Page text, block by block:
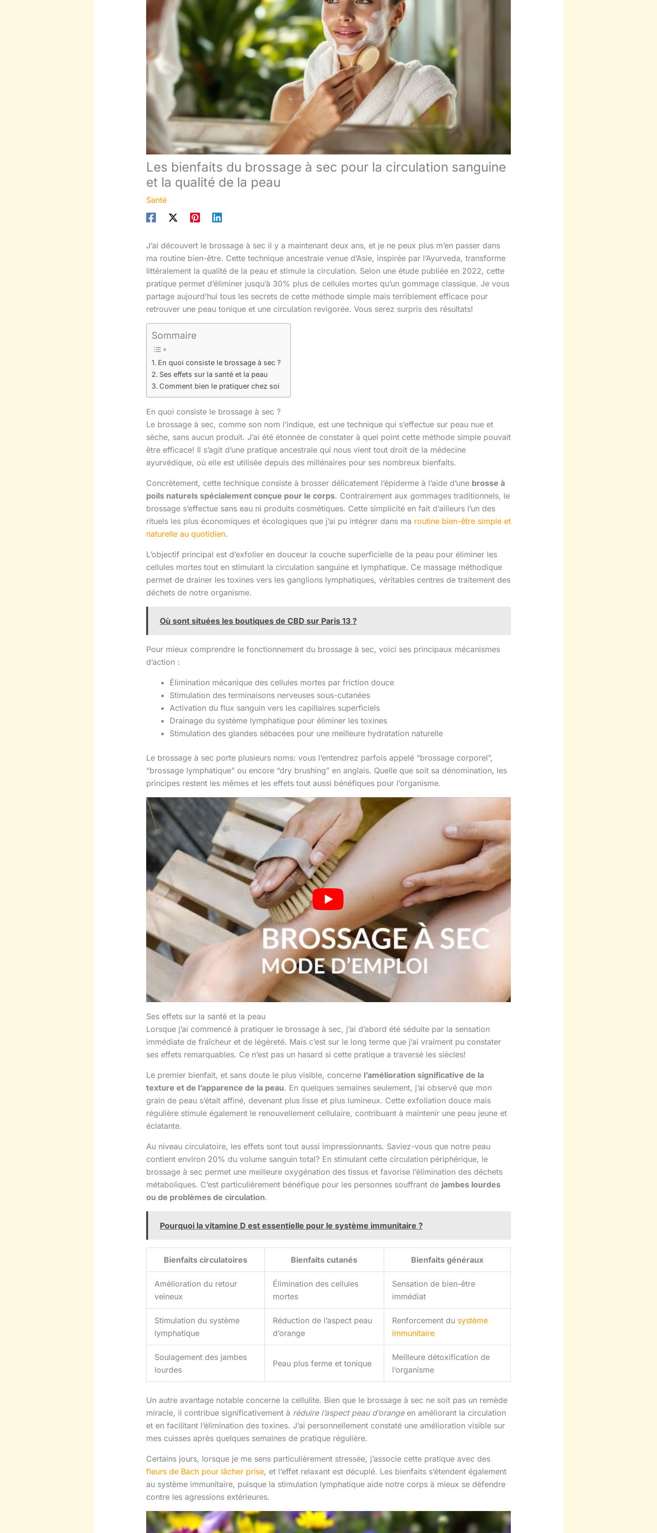
Les bienfaits du brossage à sec pour la circulation sanguine
et la qualité de la peau
Santé
J’ai découvert le brossage à sec il y a maintenant deux ans, et je ne peux plus m’en passer dans
ma routine bien-être. Cette technique ancestrale venue d’Asie, inspirée par l’Ayurveda, transforme
littéralement la qualité de la peau et stimule la circulation. Selon une étude publiée en 2022, cette
pratique permet d’éliminer jusqu’à 30% plus de cellules mortes qu’un gommage classique. Je vous
partage aujourd’hui tous les secrets de cette méthode simple mais terriblement efficace pour
retrouver une peau tonique et une circulation revigorée. Vous serez surpris des résultats!
Sommaire
En quoi consiste le brossage à sec ?
Ses effets sur la santé et la peau
Comment bien le pratiquer chez soi
En quoi consiste le brossage à sec ?
Le brossage à sec, comme son nom l’indique, est une technique qui s’effectue sur peau nue et
sèche, sans aucun produit. J’ai été étonnée de constater à quel point cette méthode simple pouvait
être efficace! Il s’agit d’une pratique ancestrale qui nous vient tout droit de la médecine
ayurvédique, où elle est utilisée depuis des millénaires pour ses nombreux bienfaits.
Concrètement, cette technique consiste à brosser délicatement l’épiderme à l’aide d’une brosse à
poils naturels spécialement conçue pour le corps. Contrairement aux gommages traditionnels, le
brossage s’effectue sans eau ni produits cosmétiques. Cette simplicité en fait d’ailleurs l’un des
rituels les plus économiques et écologiques que j’ai pu intégrer dans ma routine bien-être simple et
naturelle au quotidien.
L’objectif principal est d’exfolier en douceur la couche superficielle de la peau pour éliminer les
cellules mortes tout en stimulant la circulation sanguine et lymphatique. Ce massage méthodique
permet de drainer les toxines vers les ganglions lymphatiques, véritables centres de traitement des
déchets de notre organisme.
Où sont situées les boutiques de CBD sur Paris 13 ?
Pour mieux comprendre le fonctionnement du brossage à sec, voici ses principaux mécanismes
d’action :
Élimination mécanique des cellules mortes par friction douce
Stimulation des terminaisons nerveuses sous-cutanées
Activation du flux sanguin vers les capillaires superficiels
Drainage du système lymphatique pour éliminer les toxines
Stimulation des glandes sébacées pour une meilleure hydratation naturelle
Le brossage à sec porte plusieurs noms: vous l’entendrez parfois appelé “brossage corporel”,
“brossage lymphatique” ou encore “dry brushing” en anglais. Quelle que soit sa dénomination, les
principes restent les mêmes et les effets tout aussi bénéfiques pour l’organisme.
Ses effets sur la santé et la peau
Lorsque j’ai commencé à pratiquer le brossage à sec, j’ai d’abord été séduite par la sensation
immédiate de fraîcheur et de légèreté. Mais c’est sur le long terme que j’ai vraiment pu constater
ses effets remarquables. Ce n’est pas un hasard si cette pratique a traversé les siècles!
Le premier bienfait, et sans doute le plus visible, concerne l’amélioration significative de la
texture et de l’apparence de la peau. En quelques semaines seulement, j’ai observé que mon
grain de peau s’était affiné, devenant plus lisse et plus lumineux. Cette exfoliation douce mais
régulière stimule également le renouvellement cellulaire, contribuant à maintenir une peau jeune et
éclatante.
Au niveau circulatoire, les effets sont tout aussi impressionnants. Saviez-vous que notre peau
contient environ 20% du volume sanguin total? En stimulant cette circulation périphérique, le
brossage à sec permet une meilleure oxygénation des tissus et favorise l’élimination des déchets
métaboliques. C’est particulièrement bénéfique pour les personnes souffrant de jambes lourdes
ou de problèmes de circulation.
Pourquoi la vitamine D est essentielle pour le système immunitaire ?
Bienfaits circulatoires Bienfaits cutanés Bienfaits généraux
Amélioration du retour
veineux
Élimination des cellules
mortes
Sensation de bien-être
immédiat
Stimulation du système
lymphatique
Réduction de l’aspect peau
d’orange
Renforcement du système
immunitaire
Soulagement des jambes
lourdes
Peau plus ferme et tonique
Meilleure détoxification de
l’organisme
Un autre avantage notable concerne la cellulite. Bien que le brossage à sec ne soit pas un remède
miracle, il contribue significativement à réduire l’aspect peau d’orangeen améliorant la circulation
et en facilitant l’élimination des toxines. J’ai personnellement constaté une amélioration visible sur
mes cuisses après quelques semaines de pratique régulière.
Certains jours, lorsque je me sens particulièrement stressée, j’associe cette pratique avec des
fleurs de Bach pour lâcher prise, et l’effet relaxant est décuplé. Les bienfaits s’étendent également
au système immunitaire, puisque la stimulation lymphatique aide notre corps à mieux se défendre
contre les agressions extérieures.